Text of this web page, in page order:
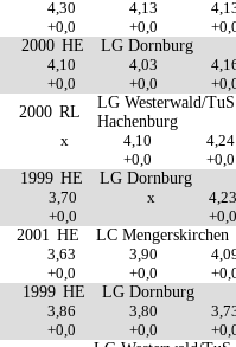
4,30 4,13
+0,0 +0,0
2000 HE
LG Dornburg
4,10 4,03
+0,0 +0,0
2000 RL
LG Westerwald/TuS
Hachenburg
x 4,10
4,24
+0,0
+0,0
1999 HE
LG Dornburg
3,70 x
4,23
+0,0
+0,0
2001 HE
LC Mengerskirchen
3,63 3,90
+0,0 +0,0
1999 HE
LG Dornburg
3,86 3,80
+0,0 +0,0